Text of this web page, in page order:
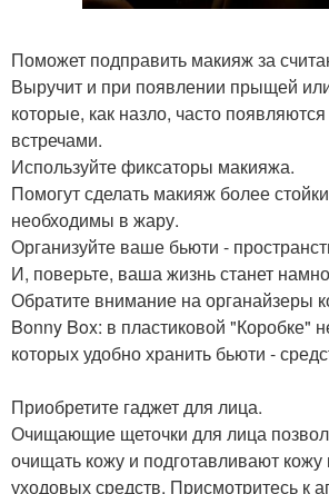
Поможет подправить макияж за
Выручит и при появлении прыщей
которые, как назло, часто
встречами.
Используйте фиксаторы макияжа.
Помогут сделать макияж более
необходимы в жару.
Организуйте ваше бьюти -
И, поверьте, ваша жизнь станет
Обратите внимание на органайзеры
Bonny Box: в пластиковой "Коробке"
которых удобно хранить бьюти -
Приобретите гаджет для лица.
Очищающие щеточки для лица
очищать кожу и подготавливают
уходовых средств. Присмотритесь к